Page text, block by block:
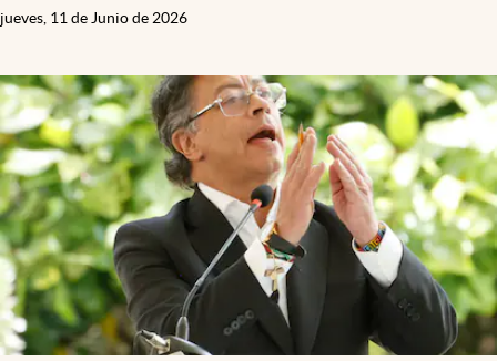
jueves, 11 de Junio de 2026